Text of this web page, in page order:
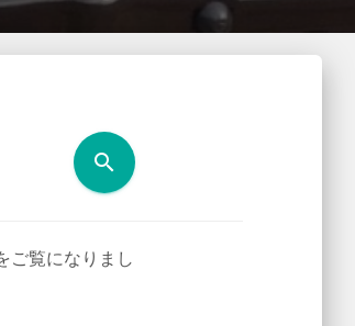
search
ご覧になりまし